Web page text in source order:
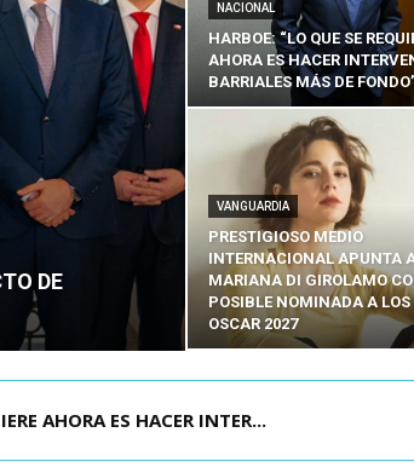
DE
NACIONAL
HARBOE: “LO QUE SE
AHORA ES HACER
BARRIALES MÁS DE
VANGUARDIA
PRESTIGIOSO MEDIO
INTERNACIONAL APUNTA
MARIANA DI GIROLAMO
POSIBLE NOMINADA A LOS
OSCAR 2027
ECONOMÍA SE ESTÁ ENC...